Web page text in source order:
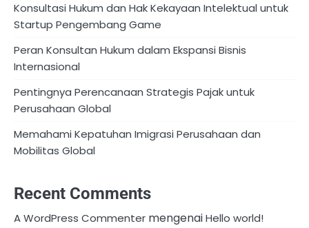
Konsultasi Hukum dan Hak Kekayaan Intelektual untuk
Startup Pengembang Game
Peran Konsultan Hukum dalam Ekspansi Bisnis
Internasional
Pentingnya Perencanaan Strategis Pajak untuk
Perusahaan Global
Memahami Kepatuhan Imigrasi Perusahaan dan
Mobilitas Global
Recent Comments
A WordPress Commenter mengenaiHello world!